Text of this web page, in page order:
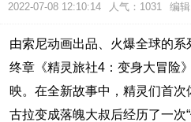
2022-07-08 12:10:14 人气： 1031 编
由索尼动画出品、火爆全球的
终章《精灵旅社4：变身大冒险
映。在全新故事中，精灵们首
古拉变成落魄大叔后经历了一次